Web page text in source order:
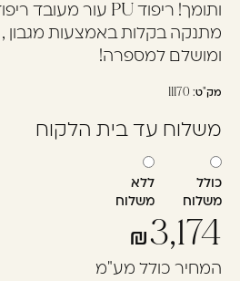
מתנקה בקלות באמצעות מגבון
ומושלם למספרה!
מק"ט: 11170
משלוח עד בית הלקוח
כולל
משלוח
ללא
משלוח
3,174
המחיר כולל מע"מ